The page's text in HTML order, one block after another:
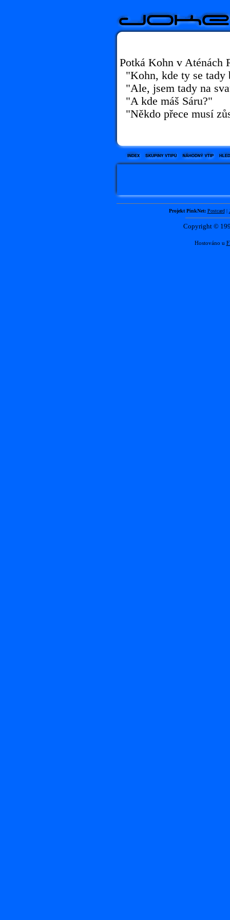
Potká Kohn v Aténách
"Kohn, kde ty se tady
"Ale, jsem tady na
"A kde máš Sáru?"
"Někdo přece musí
Projekt PinkNet: Postcard|
Copyright ©
Hostováno u